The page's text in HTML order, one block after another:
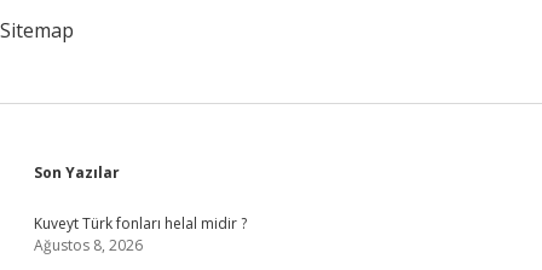
Sitemap
Sidebar
Son Yazılar
Kuveyt Türk fonları helal midir ?
Ağustos 8, 2026